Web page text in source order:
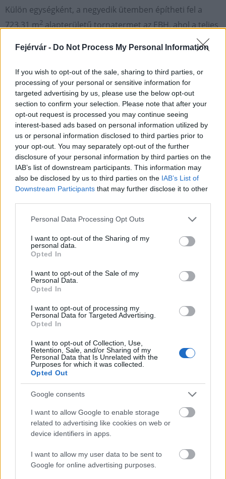
Fejérvár - Do Not Process My Personal Information
If you wish to opt-out of the sale, sharing to third parties, or
processing of your personal or sensitive information for
targeted advertising by us, please use the below opt-out
section to confirm your selection. Please note that after your
opt-out request is processed you may continue seeing
interest-based ads based on personal information utilized by
us or personal information disclosed to third parties prior to
your opt-out. You may separately opt-out of the further
disclosure of your personal information by third parties on the
IAB’s list of downstream participants. This information may
also be disclosed by us to third parties on the IAB’s List of
Downstream Participants that may further disclose it to other
Please note that this website/app uses one or more Google
not limited to your visit or usage behaviour. You may click to
grant or deny consent to Google and its third-party tags to
use your data for below specified purposes in below Google
consent section.
Personal Data Processing Opt Outs
I want to opt-out of the Sharing of my
personal data.
Opted In
I want to opt-out of the Sale of my
Personal Data.
Opted In
I want to opt-out of processing my
Personal Data for Targeted Advertising.
Opted In
I want to opt-out of Collection, Use,
Retention, Sale, and/or Sharing of my
Personal Data that Is Unrelated with the
Purposes for which it was collected.
Opted Out
Google consents
I want to allow Google to enable storage
related to advertising like cookies on web or
device identifiers in apps.
I want to allow my user data to be sent to
Google for online advertising purposes.
Külön egységként, a negyedik ütemben építheti fel a
723.31 m2alapterületű tornatermet az EBH, ahol a teljes
rendelkezésre.
Helyi hírek Magyar Építő Zrt általános iskola
Laterex Építő Zrt.
iskolaépítés
Biatorbágy EBH INVEST
MAGYAR ÉPÍTŐK
Mi épül?
Város-Teampannon Kereskedelmi és Szolgáltató Kft.
parkfelújítás
Újragondolják Lipótváros rejtett, zöld parkját
Indulhat a Honvéd tér megújításának tervezése, ahol a
klímatudatos gondolkodás és a helyi identitás erősítése kerül a
Történelmi táj, amelynek minden köve
mesél – megújul a tatai Angolkert